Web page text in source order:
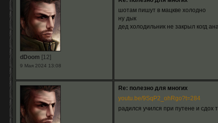
dDoom [12]
9 Мая 2024 13:08
шотам пишут в мацкве холодно
ну дык
дед холодильник не закрыл когд
Re: полезно для многих
youtu.be/9SqP2_ohRgo?t=284
радился учился при путене и сдох